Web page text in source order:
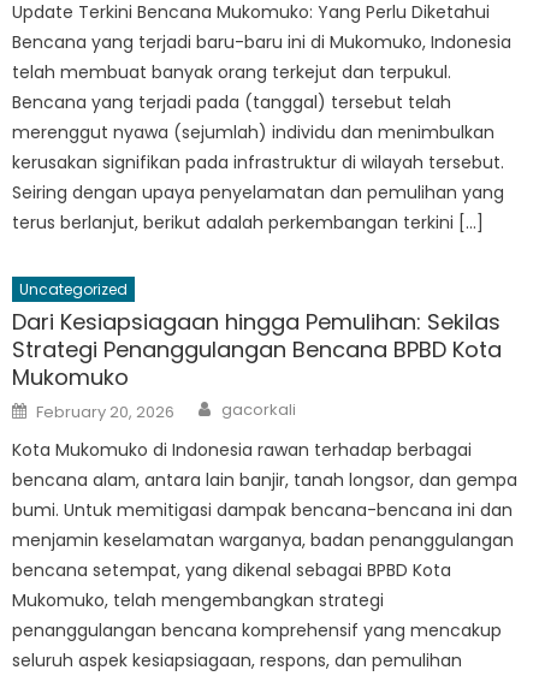
Update Terkini Bencana Mukomuko: Yang Perlu Diketahui
Bencana yang terjadi baru-baru ini di Mukomuko, Indonesia
telah membuat banyak orang terkejut dan terpukul.
Bencana yang terjadi pada (tanggal) tersebut telah
merenggut nyawa (sejumlah) individu dan menimbulkan
kerusakan signifikan pada infrastruktur di wilayah tersebut.
Seiring dengan upaya penyelamatan dan pemulihan yang
terus berlanjut, berikut adalah perkembangan terkini […]
Uncategorized
Dari Kesiapsiagaan hingga Pemulihan: Sekilas
Strategi Penanggulangan Bencana BPBD Kota
Mukomuko
Posted
on
February 20, 2026 Author
gacorkali
Kota Mukomuko di Indonesia rawan terhadap berbagai
bencana alam, antara lain banjir, tanah longsor, dan gempa
bumi. Untuk memitigasi dampak bencana-bencana ini dan
menjamin keselamatan warganya, badan penanggulangan
bencana setempat, yang dikenal sebagai BPBD Kota
Mukomuko, telah mengembangkan strategi
penanggulangan bencana komprehensif yang mencakup
seluruh aspek kesiapsiagaan, respons, dan pemulihan